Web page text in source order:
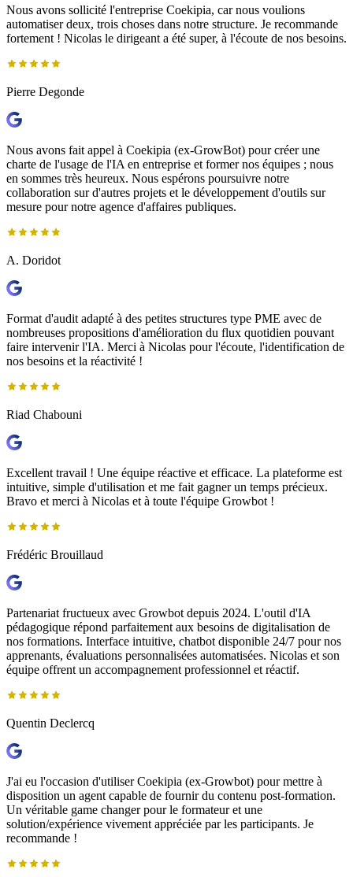
Nous avons sollicité l'entreprise Coekipia, car nous voulions
automatiser deux, trois choses dans notre structure. Je recommande
fortement ! Nicolas le dirigeant a été super, à l'écoute de nos besoins.
Pierre Degonde
Nous avons fait appel à Coekipia (ex-GrowBot) pour créer une
charte de l'usage de l'IA en entreprise et former nos équipes ; nous
en sommes très heureux. Nous espérons poursuivre notre
collaboration sur d'autres projets et le développement d'outils sur
mesure pour notre agence d'affaires publiques.
A. Doridot
Format d'audit adapté à des petites structures type PME avec de
nombreuses propositions d'amélioration du flux quotidien pouvant
faire intervenir l'IA. Merci à Nicolas pour l'écoute, l'identification de
nos besoins et la réactivité !
Riad Chabouni
Excellent travail ! Une équipe réactive et efficace. La plateforme est
intuitive, simple d'utilisation et me fait gagner un temps précieux.
Bravo et merci à Nicolas et à toute l'équipe Growbot !
Frédéric Brouillaud
Partenariat fructueux avec Growbot depuis 2024. L'outil d'IA
pédagogique répond parfaitement aux besoins de digitalisation de
nos formations. Interface intuitive, chatbot disponible 24/7 pour nos
apprenants, évaluations personnalisées automatisées. Nicolas et son
équipe offrent un accompagnement professionnel et réactif.
Quentin Declercq
J'ai eu l'occasion d'utiliser Coekipia (ex-Growbot) pour mettre à
disposition un agent capable de fournir du contenu post-formation.
Un véritable game changer pour le formateur et une
solution/expérience vivement appréciée par les participants. Je
recommande !